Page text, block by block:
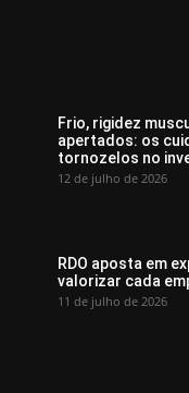
Frio, rigidez
apertados: os
tornozelos no
12 de julho de 2026
RDO aposta em
valorizar cada
11 de julho de 2026